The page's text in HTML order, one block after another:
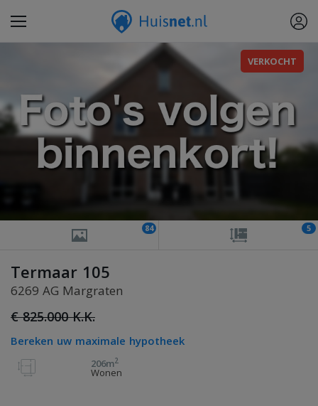
VERKOCHT
84 5
Termaar 105
6269 AG Margraten
€ 825.000 K.K.
Bereken uw maximale hypotheek
206m2
Wonen